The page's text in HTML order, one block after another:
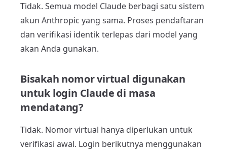
Tidak. Semua model Claude berbagi satu sistem
akun Anthropic yang sama. Proses pendaftaran
dan verifikasi identik terlepas dari model yang
akan Anda gunakan.
Bisakah nomor virtual digunakan
untuk login Claude di masa
mendatang?
Tidak. Nomor virtual hanya diperlukan untuk
verifikasi awal. Login berikutnya menggunakan